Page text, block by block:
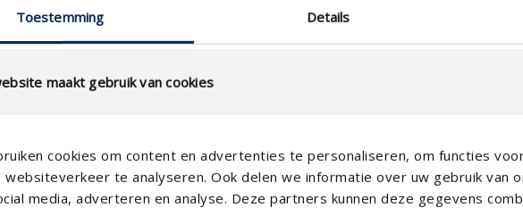
Toestemming Details
maakt gebruik van cookies
cookies om content en advertenties te personaliseren, om functies
websiteverkeer te analyseren. Ook delen we informatie over uw gebruik van
media, adverteren en analyse. Deze partners kunnen deze gegevens